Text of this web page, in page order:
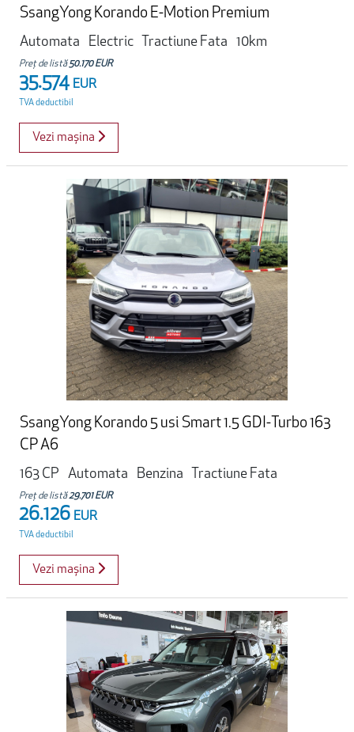
SsangYong Korando E-Motion Premium
Automata
Electric Tractiune Fata 10km
Preț de listă50.170 EUR
35.574 EUR
TVA deductibil
Vezi mașina
SsangYong Korando 5 usi Smart 1.5 GDI-Turbo 163
CP A6
163 CP
Automata Benzina Tractiune Fata
Preț de listă29.701 EUR
26.126 EUR
TVA deductibil
Vezi mașina